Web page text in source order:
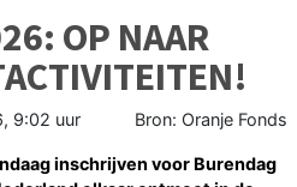
OP NAAR
9:02 uur Bron: Oranje Fonds
inschrijven voor Burendag